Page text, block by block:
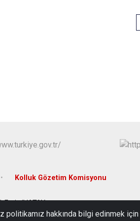
Kolluk Gözetim Komisyonu
Erzin/HATAY
74 72
politikamız hakkında bilgi edinmek için